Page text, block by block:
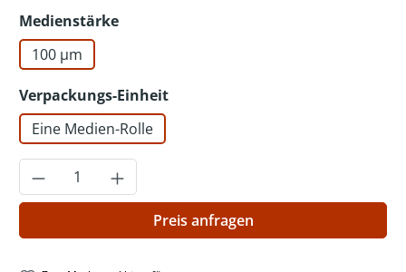
Medienstärkeauswählen
100 µm
Verpackungs-Einheitauswählen
Eine Medien-Rolle
Produkt Anzahl: Gib den gewünschten
Preis anfragen